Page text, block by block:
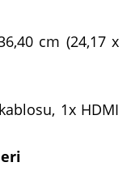
cm (24,17 x
1x HDMI